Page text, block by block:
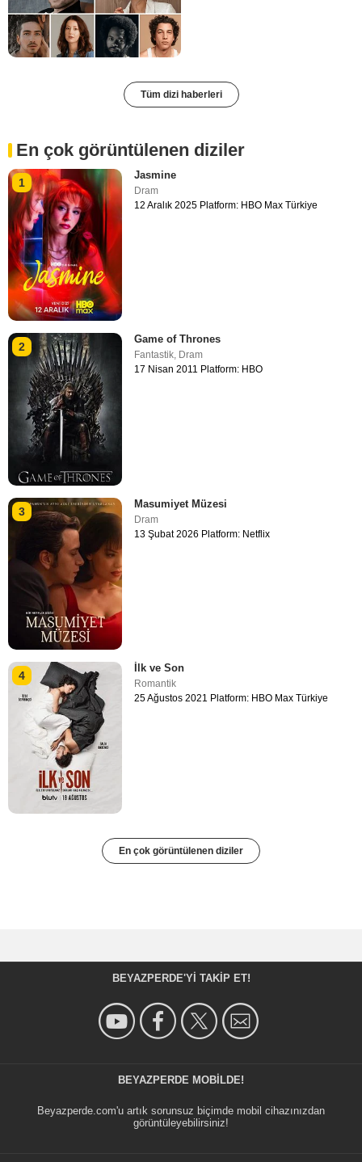
Tüm dizi haberleri
En çok görüntülenen diziler
1
Jasmine
Dram
12 Aralık 2025 Platform: HBO Max Türkiye
2
Game of Thrones
Fantastik, Dram
17 Nisan 2011 Platform: HBO
3
Masumiyet Müzesi
Dram
13 Şubat 2026 Platform: Netflix
4
İlk ve Son
Romantik
25 Ağustos 2021 Platform: HBO Max Türkiye
En çok görüntülenen diziler
BEYAZPERDE'YI TAKIP ET!
BEYAZPERDE MOBILDE!
Beyazperde.com'u artık sorunsuz biçimde mobil cihazınızdan
görüntüleyebilirsiniz!